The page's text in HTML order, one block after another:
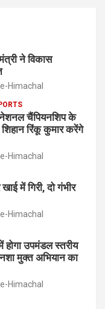
ने विकास
Himachal
चैंपियनशिप के
शिहान रिंकू कुमार करेंगे
Himachal
में गिरी, दो गंभीर
Himachal
होगा उपमंडल स्तरीय
मुक्त अभियान का
Himachal